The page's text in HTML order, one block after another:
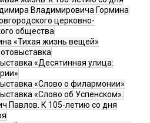
Владимировича Гормина
церковно-
общества
«Тихая жизнь вещей»
«Десятинная улица:
«Слово о филармонии»
«Слово об Успенском».
Павлов. К 105-летию со дня